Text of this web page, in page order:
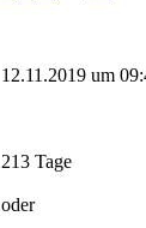
12.11.2019 um
213 Tage
oder